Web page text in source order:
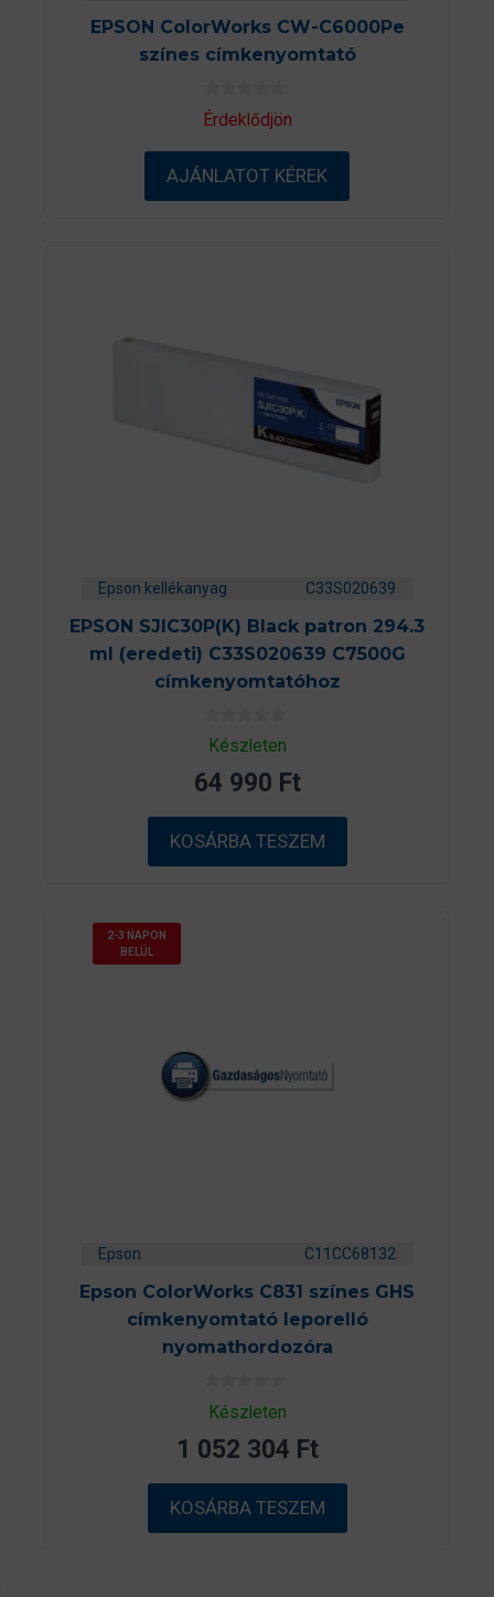
EPSON ColorWorks CW-C6000Pe
színes címkenyomtató
0
a
-
ő
Érdeklődjön
AJÁNLATOT KÉREK
Epson kellékanyag C33S020639
EPSON SJIC30P(K) Black patron 294.3
ml (eredeti) C33S020639 C7500G
címkenyomtatóhoz
0
a
5
b
ő
l
Készleten
64 990 Ft
KOSÁRBA TESZEM
2-3 NAPON
BELÜL
Epson C11CC68132
Epson ColorWorks C831 színes GHS
címkenyomtató leporelló
nyomathordozóra
0
a
5
b
ő
l
Készleten
1 052 304 Ft
KOSÁRBA TESZEM